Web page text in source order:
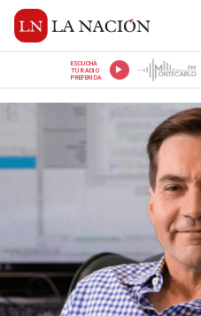
ESCUCHÁ
TU RADIO
PREFERIDA